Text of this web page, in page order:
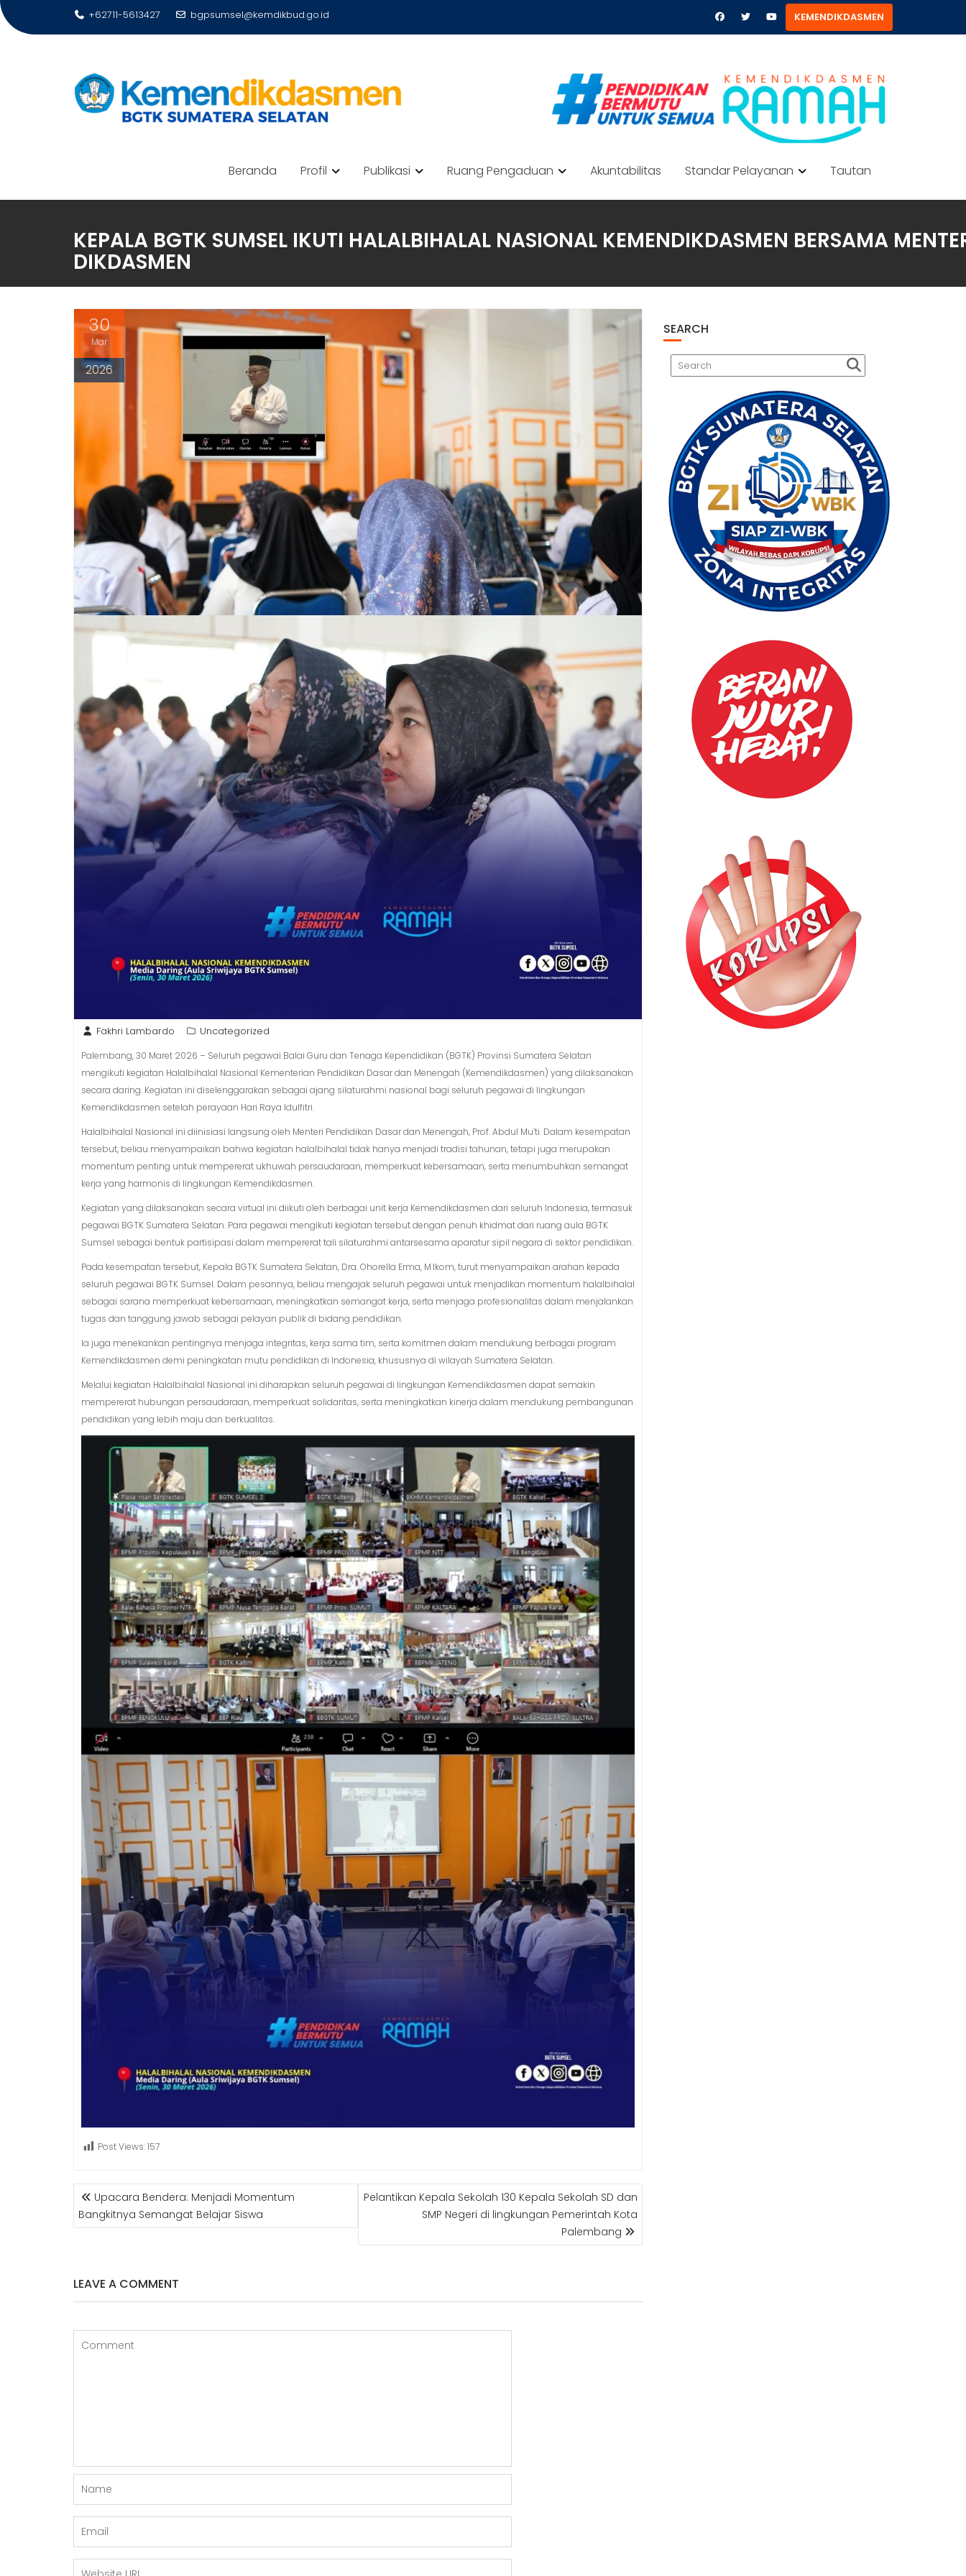
Skip
to
+62711-5613427 bgpsumsel@kemdikbud.go.id KEMENDIKDASMEN
Beranda Profil Publikasi Ruang Pengaduan Akuntabilitas Standar Pelayanan Tautan
KEPALA BGTK SUMSEL IKUTI HALALBIHALAL NASIONAL KEMENDIKDASMEN BERSAMA
DIKDASMEN
30
Mar
2026
Fakhri Lambardo Uncategorized
Palembang, 30 Maret 2026 – Seluruh pegawai Balai Guru dan Tenaga Kependidikan (BGTK) Provinsi Sumatera Selatan
mengikuti kegiatan Halalbihalal Nasional Kementerian Pendidikan Dasar dan Menengah (Kemendikdasmen) yang dilaksanakan
secara daring. Kegiatan ini diselenggarakan sebagai ajang silaturahmi nasional bagi seluruh pegawai di lingkungan
Kemendikdasmen setelah perayaan Hari Raya Idulfitri.
Halalbihalal Nasional ini diinisiasi langsung oleh Menteri Pendidikan Dasar dan Menengah, Prof. Abdul Mu’ti. Dalam kesempatan
tersebut, beliau menyampaikan bahwa kegiatan halalbihalal tidak hanya menjadi tradisi tahunan, tetapi juga merupakan
momentum penting untuk mempererat ukhuwah persaudaraan, memperkuat kebersamaan, serta menumbuhkan semangat
kerja yang harmonis di lingkungan Kemendikdasmen.
Kegiatan yang dilaksanakan secara virtual ini diikuti oleh berbagai unit kerja Kemendikdasmen dari seluruh Indonesia, termasuk
pegawai BGTK Sumatera Selatan. Para pegawai mengikuti kegiatan tersebut dengan penuh khidmat dari ruang aula BGTK
Sumsel sebagai bentuk partisipasi dalam mempererat tali silaturahmi antarsesama aparatur sipil negara di sektor pendidikan.
Pada kesempatan tersebut, Kepala BGTK Sumatera Selatan, Dra. Ohorella Erma, M.Ikom, turut menyampaikan arahan kepada
seluruh pegawai BGTK Sumsel. Dalam pesannya, beliau mengajak seluruh pegawai untuk menjadikan momentum halalbihalal
sebagai sarana memperkuat kebersamaan, meningkatkan semangat kerja, serta menjaga profesionalitas dalam menjalankan
tugas dan tanggung jawab sebagai pelayan publik di bidang pendidikan.
Ia juga menekankan pentingnya menjaga integritas, kerja sama tim, serta komitmen dalam mendukung berbagai program
Kemendikdasmen demi peningkatan mutu pendidikan di Indonesia, khususnya di wilayah Sumatera Selatan.
Melalui kegiatan Halalbihalal Nasional ini diharapkan seluruh pegawai di lingkungan Kemendikdasmen dapat semakin
mempererat hubungan persaudaraan, memperkuat solidaritas, serta meningkatkan kinerja dalam mendukung pembangunan
pendidikan yang lebih maju dan berkualitas.
Post Views:157
POST
NAVIGATION
Upacara Bendera: Menjadi Momentum
Bangkitnya Semangat Belajar Siswa
Pelantikan Kepala Sekolah 130 Kepala Sekolah SD dan
SMP Negeri di lingkungan Pemerintah Kota
Palembang
LEAVE A COMMENT
SEARCH